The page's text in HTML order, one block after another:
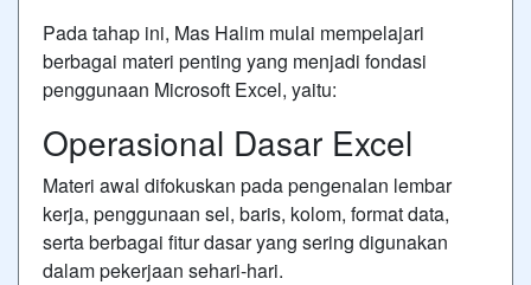
Pada tahap ini, Mas Halim mulai mempelajari
berbagai materi penting yang menjadi fondasi
penggunaan Microsoft Excel, yaitu:
Operasional Dasar Excel
Materi awal difokuskan pada pengenalan lembar
kerja, penggunaan sel, baris, kolom, format data,
serta berbagai fitur dasar yang sering digunakan
dalam pekerjaan sehari-hari.